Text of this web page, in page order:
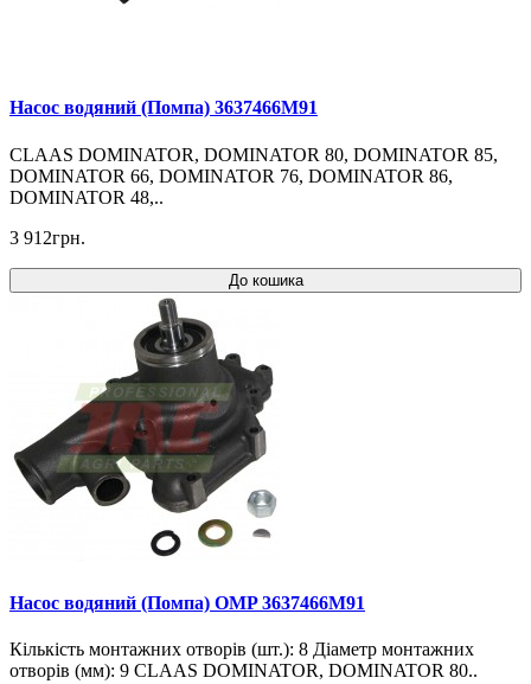
Насос водяний (Помпа) 3637466M91
CLAAS DOMINATOR, DOMINATOR 80, DOMINATOR 85,
DOMINATOR 66, DOMINATOR 76, DOMINATOR 86,
DOMINATOR 48,..
3 912грн.
До кошика
Насос водяний (Помпа) OMP 3637466M91
Кількість монтажних отворів (шт.): 8 Діаметр монтажних
отворів (мм): 9 CLAAS DOMINATOR, DOMINATOR 80..